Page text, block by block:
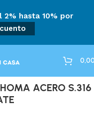
2% hasta 10% por
ACERO S.316